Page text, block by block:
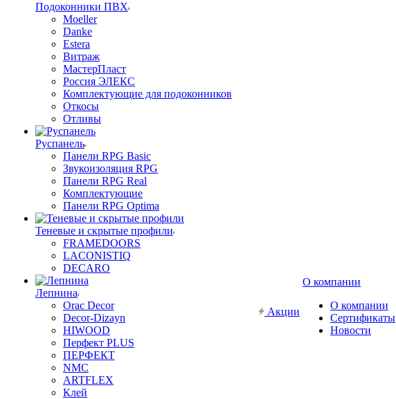
Подоконники ПВХ
Moeller
Danke
Estera
Витраж
МастерПласт
Россия ЭЛЕКС
Комплектующие для подоконников
Откосы
Отливы
Руспанель
Панели RPG Basic
Звукоизоляция RPG
Панели RPG Real
Комплектующие
Панели RPG Optima
Теневые и скрытые профили
FRAMEDOORS
LACONISTIQ
DECARO
Лепнина
Orac Decor
Decor-Dizayn
HIWOOD
Перфект PLUS
ПЕРФЕКТ
NMC
ARTFLEX
Клей
Акции
О компании
О компании
Сертификаты
Новости